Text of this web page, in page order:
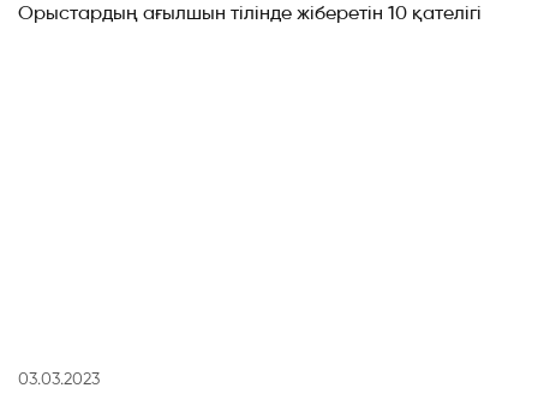
Орыстардың ағылшын тілінде жіберетін 10 қателігі
03.03.2023